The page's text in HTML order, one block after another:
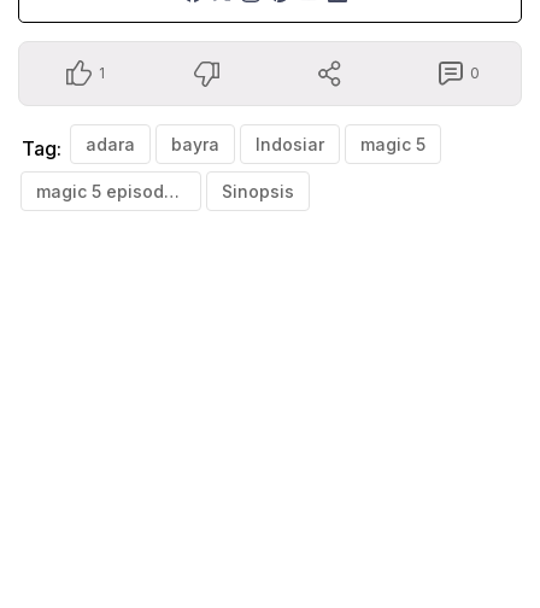
1 0
Tag: adara bayra Indosiar magic 5
magic 5 episode 194 Sinopsis